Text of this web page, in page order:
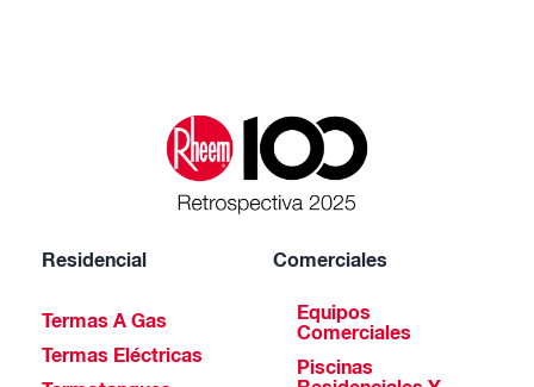
Residencial
Termas A Gas
Termas Eléctricas
Comerciales
Equipos
Comerciales
Piscinas